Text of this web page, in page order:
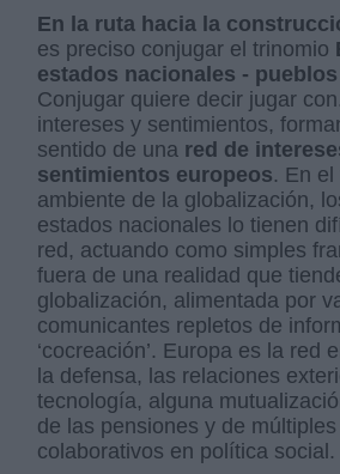
En la ruta hacia la
es preciso conjugar el trinomio
estados nacionales -
Conjugar quiere decir jugar
intereses y sentimientos,
sentido de una red de
sentimientos europeos. En
ambiente de la globalización,
estados nacionales lo tienen
red, actuando como simples
fuera de una realidad que
globalización, alimentada por
comunicantes repletos de
‘cocreación’. Europa es la red
la defensa, las relaciones
tecnología, alguna
de las pensiones y de
colaborativos en política social.